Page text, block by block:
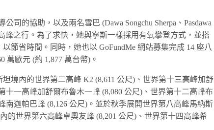
公司的協助，以及兩名雪巴 (Dawa Songchu Sherpa、Pasdawa
峰之行。為了求快，她與寧斯一樣採用有氧攀登方式，並搭
節省時間。同時，她也以 GoFundMe 網站募集完成 14 座八
萬歐元 (約 1,877 萬台幣)。
境內的世界第二高峰 K2 (8,611 公尺)、世界第十三高峰加舒
十一高峰加舒爾布魯木一峰 (8,080 公尺)、世界第十二高峰布
南迦帕巴峰 (8,126 公尺)。並於秋季展開世界第八高峰馬納斯
的世界第六高峰卓奧友峰 (8,201 公尺)、世界第十四高峰希